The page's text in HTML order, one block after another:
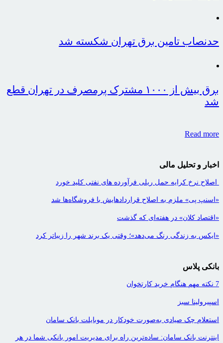
حدنصاب تامین برق تهران شکسته شد
برق بیش از ۱۰۰۰ مشترک پرمصرف در تهران قطع
شد
Read more
اخبار و تحلیل مالی
اصلاح نرخ کرایه حمل ریلی فرآورده های نفتی کلید خورد
«اسنپ پی» ملزم به اصلاح قراردادهایش با فروشگاه‌ها شد
«اقتصاد کلان» در هفته‌ای که گذشت
«ایکس به زندگی رنگ می‌دهد»؛ وقتی یک برند شهر را زیباتر کرد
بانکی پلاس
7 نکته مهم هنگام خرید کارتخوان
اسپیرولینا سبز
استعلام چک صیادی به‌صورت خودکار در موبایلت بانک سامان
اینترنت بانک سامان: ساده‌ترین راه برای مدیریت امور بانکی شما در هر